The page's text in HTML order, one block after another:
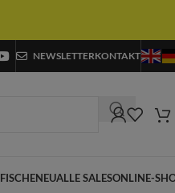
NEWSLETTERKONTAKT
FISCHENEUALLE SALESONLINE-